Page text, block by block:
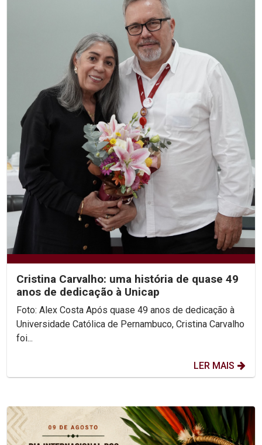
Cristina Carvalho: uma história de quase 49
anos de dedicação à Unicap
Foto: Alex Costa Após quase 49 anos de dedicação à
Universidade Católica de Pernambuco, Cristina Carvalho
foi...
LER MAIS